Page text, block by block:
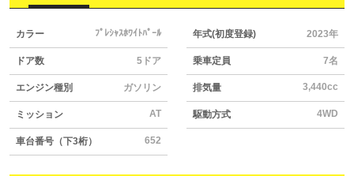
カラー ﾌﾟﾚｼｬｽﾎﾜｲﾄﾊﾟｰﾙ 年式(初度登録) 2023年
ドア数 5ドア 乗車定員 7名
エンジン種別 ガソリン 排気量 3,440cc
ミッション AT 駆動方式 4WD
車台番号（下3桁） 652